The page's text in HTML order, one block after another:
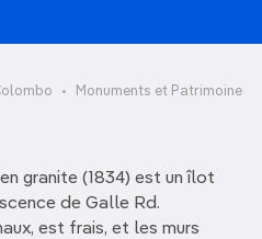
Monuments et Patrimoine
granite (1834) est un îlot
de Galle Rd.
est frais, et les murs